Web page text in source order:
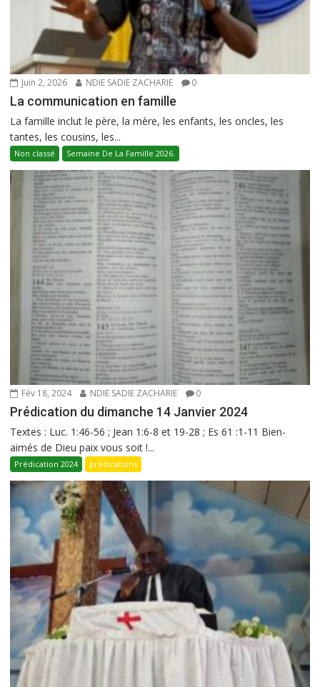
Juin 2, 2026 NDIE SADIE ZACHARIE 0
La communication en famille
La famille inclut le père, la mère, les enfants, les oncles, les
tantes, les cousins, les...
Non classé Semaine De La Famille 2026.
Fév 18, 2024 NDIE SADIE ZACHARIE 0
Prédication du dimanche 14 Janvier 2024
Textes : Luc. 1:46-56 ; Jean 1:6-8 et 19-28 ; Es 61 :1-11 Bien-
aimés de Dieu paix vous soit !...
Prédication 2024 prédications